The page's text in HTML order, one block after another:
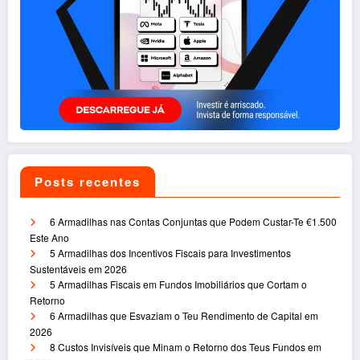
Posts recentes
6 Armadilhas nas Contas Conjuntas que Podem Custar-Te €1.500
Este Ano
5 Armadilhas dos Incentivos Fiscais para Investimentos
Sustentáveis em 2026
5 Armadilhas Fiscais em Fundos Imobiliários que Cortam o
Retorno
6 Armadilhas que Esvaziam o Teu Rendimento de Capital em
2026
8 Custos Invisíveis que Minam o Retorno dos Teus Fundos em